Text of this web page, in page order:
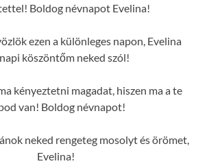
Boldog névnapot Evelina!
ezen a különleges napon, Evelina
köszöntőm neked szól!
kényeztetni magadat, hiszen ma a te
van! Boldog névnapot!
neked rengeteg mosolyt és örömet,
Evelina!